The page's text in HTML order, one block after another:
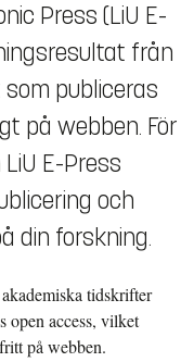
Press (LiU E-
från
som publiceras
på webben. För
E-Press
och
din forskning.
tidskrifter
open access, vilket
på webben.